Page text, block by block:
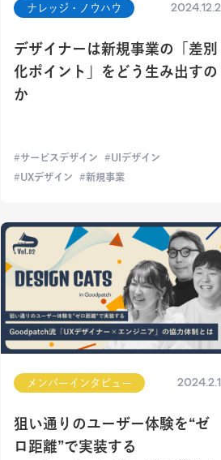
ナレッジ・ノウハウ 2024.12.2
デザイナーは新規事業の「差別
化ポイント」をどう生み出すの
か
サービスデザイン
UIデザイン
UXデザイン
新規事業
メンバーインタビュー 2024.2.1
狙い通りのユーザー体験を“ゼ
ロ距離”で実装する